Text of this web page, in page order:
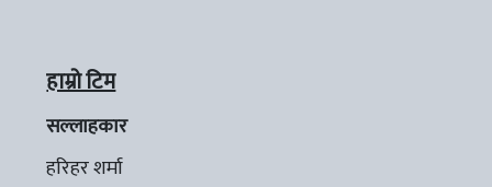
हाम्रो टिम
सल्लाहकार
हरिहर शर्मा